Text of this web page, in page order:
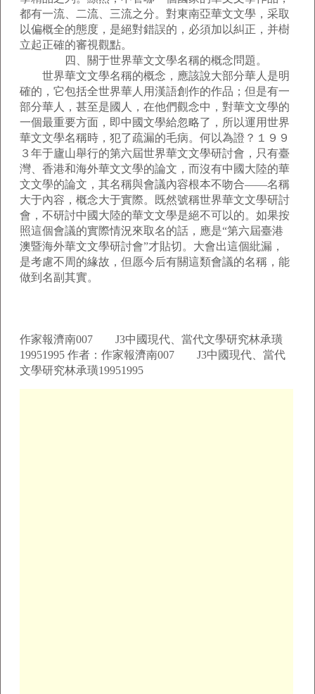
都有一流、二流、三流之分。對東南亞華文文學，采取
以偏概全的態度，是絕對錯誤的，必須加以糾正，并樹
立起正確的審視觀點。
四、關于世界華文文學名稱的概念問題。
世界華文文學名稱的概念，應該說大部分華人是明
確的，它包括全世界華人用漢語創作的作品；但是有一
部分華人，甚至是國人，在他們觀念中，對華文文學的
一個最重要方面，即中國文學給忽略了，所以運用世界
華文文學名稱時，犯了疏漏的毛病。何以為證？１９９
３年于廬山舉行的第六屆世界華文文學研討會，只有臺
灣、香港和海外華文文學的論文，而沒有中國大陸的華
文文學的論文，其名稱與會議內容根本不吻合——名稱
大于內容，概念大于實際。既然號稱世界華文文學研討
會，不研討中國大陸的華文文學是絕不可以的。如果按
照這個會議的實際情況來取名的話，應是“第六屆臺港
澳暨海外華文文學研討會”才貼切。大會出這個紕漏，
是考慮不周的緣故，但愿今后有關這類會議的名稱，能
做到名副其實。
作家報濟南007 J3中國現代、當代文學研究林承璜
19951995 作者：作家報濟南007 J3中國現代、當代
文學研究林承璜19951995